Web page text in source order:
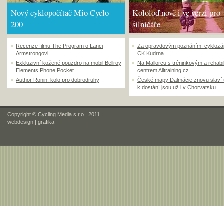
Nový cyklopočítač Mio Cyclo
200
Recenze filmu The Program o Lanci
Armstrongovi
Exkluzivní kožené pouzdro na mobil Bellroy
Elements Phone Pocket
Author Ronin: kolo pro dobrodruhy
Kololoď nově i ve verzi pro
silničáře
Za opravdovým poznáním:
CK Kudrna
Na Mallorcu s tréninkovým a
centrem Alltraining.cz
České mapy Dalmácie znovu slaví
k dostání jsou už i v Chorvatsku
Copyright © Cycling Media s.r.o., 2011
webdesign | grafika